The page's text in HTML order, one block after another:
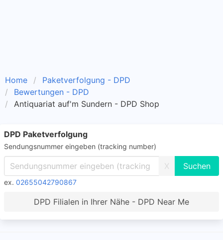
Home
Paketverfolgung - DPD
Bewertungen - DPD
Antiquariat auf'm Sundern - DPD Shop
DPD Paketverfolgung
Sendungsnummer eingeben (tracking number)
X
ex. 02655042790867
DPD Filialen in Ihrer Nähe - DPD Near Me